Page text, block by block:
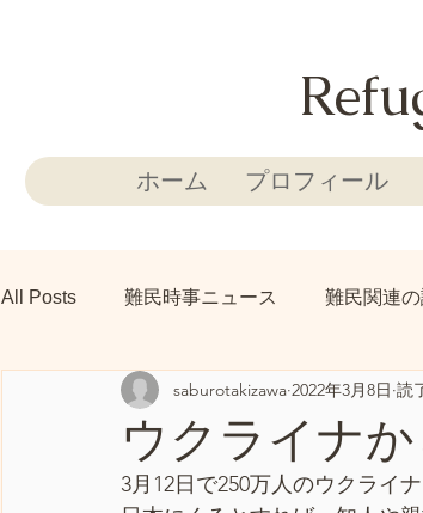
ホーム プロフィール
All Posts 難民時事ニュース 難民関連
ウクライナ
saburotakizawa 2022年3月8日 読
3月12日で250万人のウクライ